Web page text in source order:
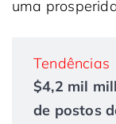
uma
Tendências
$4,2 mil
de postos